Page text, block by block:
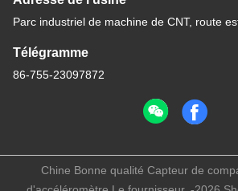
Parc industriel de machine de CNT, route
Télégramme
86-755-23097872
Chine Bonne qualité Capteur de